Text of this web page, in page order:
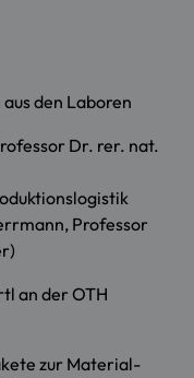
den Laboren
Dr. rer. nat.
Professor
an der OTH
zur Material-